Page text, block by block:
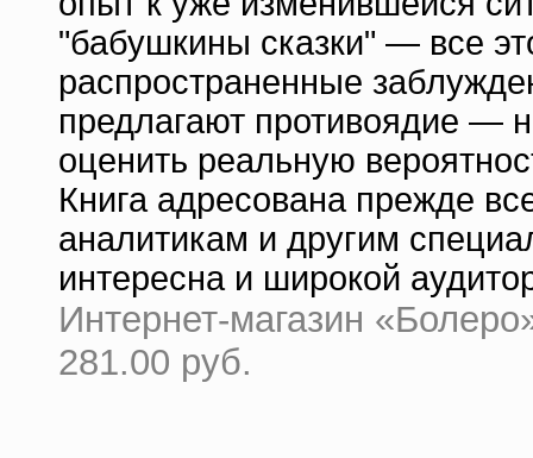
"бабушкины сказки" — все
распространенные
предлагают противоядие —
оценить реальную
Книга адресована прежде
аналитикам и другим
интересна и широкой
Интернет-магазин
281.00 руб.